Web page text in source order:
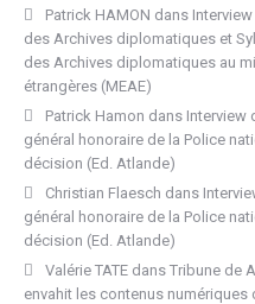
Patrick HAMON dans
des Archives diplomatiques et
des Archives diplomatiques au
étrangères (MEAE)
Patrick Hamon dans Interview
général honoraire de la Police
décision (Ed. Atlande)
Christian Flaesch dans
général honoraire de la Police
décision (Ed. Atlande)
Valérie TATE dans Tribune de
envahit les contenus numériques